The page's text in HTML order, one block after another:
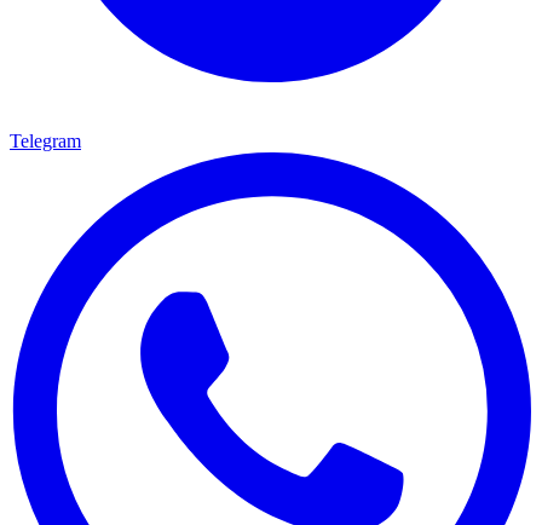
Telegram